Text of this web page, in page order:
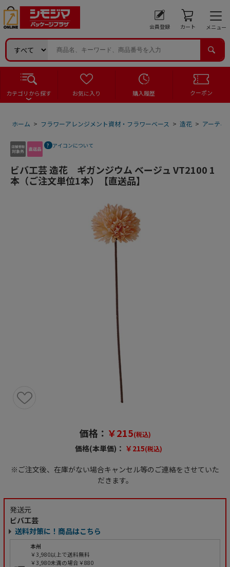
会員登録 カート メニュー
カテゴリから探す お気に入り 購入履歴 クーポン
ホーム > フラワーアレンジメント資材・フラワーベース > 造花 > アーティ
アイコンについて
ビバ工芸 造花 ギガンジウム ベージュ VT2100 1
本（ご注文単位1本）【直送品】
価格： ￥215(税込)
価格(本単価)： ￥215(税込)
※ご注文後、在庫がない場合キャンセル等のご連絡をさせていた
だきます。
発送元
ビバ工芸
送料対策に！商品はこちら
本州
￥3,980以上で送料無料
￥3,980未満の場合￥880